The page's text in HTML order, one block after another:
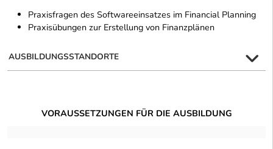
Praxisfragen des Softwareeinsatzes im Financial Planning
Praxisübungen zur Erstellung von Finanzplänen
AUSBILDUNGSSTANDORTE
VORAUSSETZUNGEN FÜR DIE AUSBILDUNG